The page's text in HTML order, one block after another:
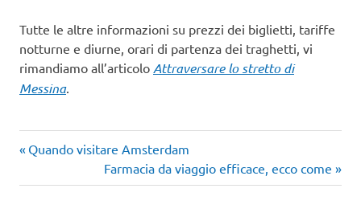
Tutte le altre informazioni su prezzi dei biglietti, tariffe
notturne e diurne, orari di partenza dei traghetti, vi
rimandiamo all’articolo Attraversare lo stretto di
Messina.
Navigazione
articoli
Articolo
Quando visitare Amsterdam
Articolo
successivo:
Farmacia da viaggio efficace, ecco come